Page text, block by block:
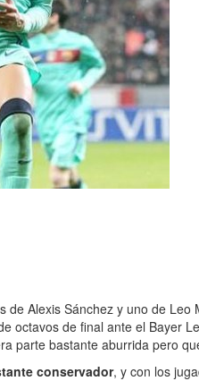
de Alexis Sánchez y uno de Leo
octavos de final ante el Bayer
parte bastante aburrida pero
conservador, y con los